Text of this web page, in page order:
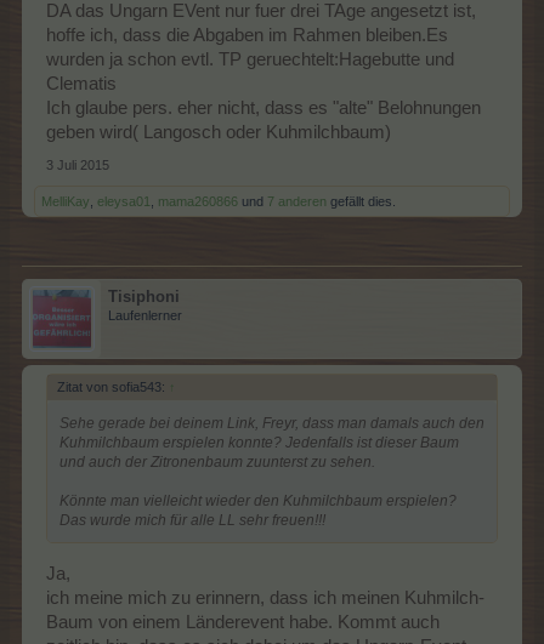
DA das Ungarn EVent nur fuer drei TAge angesetzt ist,
hoffe ich, dass die Abgaben im Rahmen bleiben.Es
wurden ja schon evtl. TP geruechtelt:Hagebutte und
Clematis
Ich glaube pers. eher nicht, dass es "alte" Belohnungen
geben wird( Langosch oder Kuhmilchbaum)
3 Juli 2015
MelliKay eleysa01 mama260866 und 7 anderen gefällt dies.
Tisiphoni
Laufenlerner
Zitat von sofia543: ↑
Sehe gerade bei deinem Link, Freyr, dass man damals auch den
Kuhmilchbaum erspielen konnte? Jedenfalls ist dieser Baum
und auch der Zitronenbaum zuunterst zu sehen.
Könnte man vielleicht wieder den Kuhmilchbaum erspielen?
Das wurde mich für alle LL sehr freuen!!!
Ja,
ich meine mich zu erinnern, dass ich meinen Kuhmilch-
Baum von einem Länderevent habe. Kommt auch